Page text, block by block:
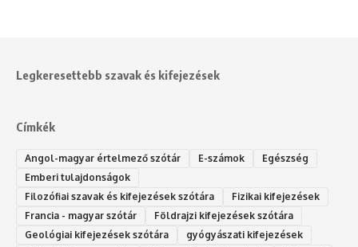
Legkeresettebb szavak és kifejezések
Címkék
Angol-magyar értelmező szótár E-számok
Egészség
Emberi tulajdonságok
Filozófiai szavak és kifejezések szótára
Fizikai kifejezések
Francia - magyar szótár
Földrajzi kifejezések szótára
Geológiai kifejezések szótára
gyógyászati kifejezések